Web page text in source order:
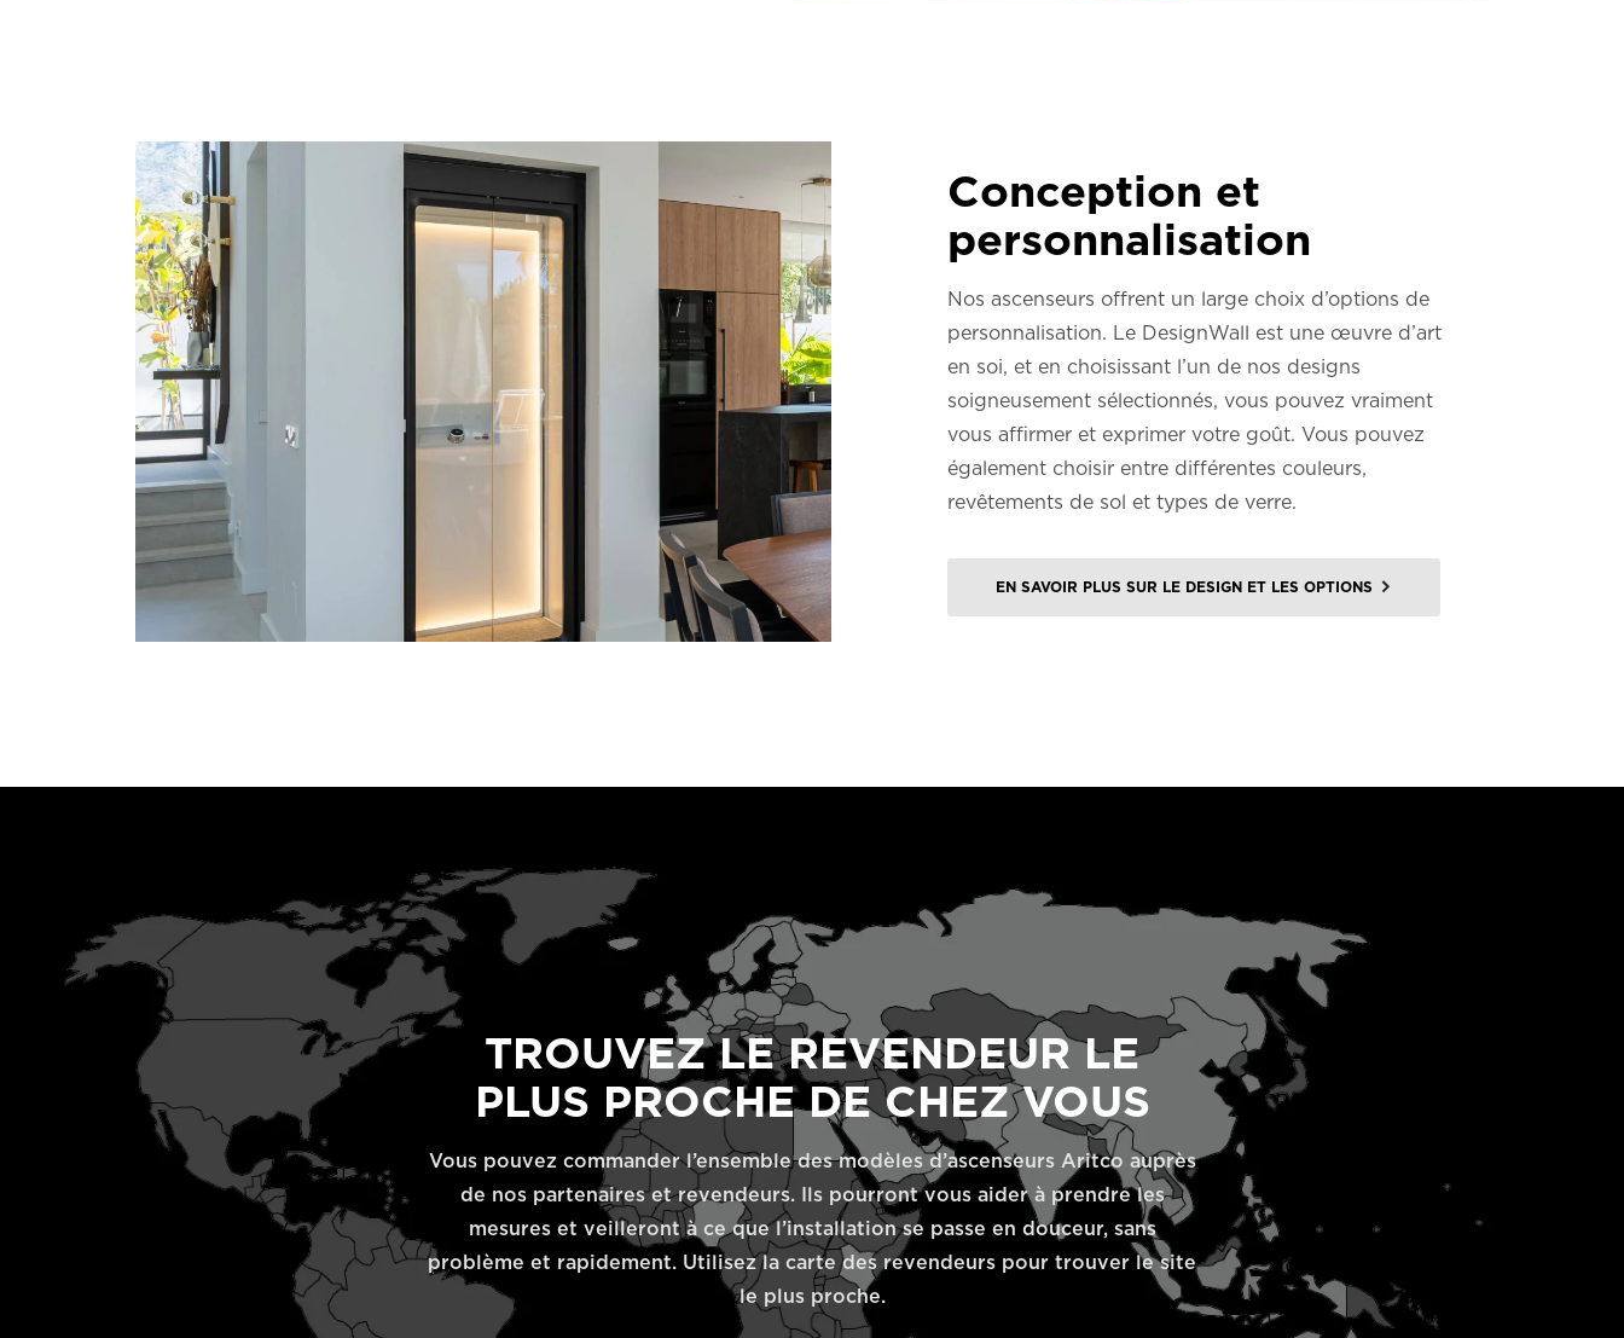
Conception et
personnalisation
Nos ascenseurs offrent un large choix d’options de
personnalisation. Le DesignWall est une œuvre d’art
en soi, et en choisissant l’un de nos designs
soigneusement sélectionnés, vous pouvez vraiment
vous affirmer et exprimer votre goût. Vous pouvez
également choisir entre différentes couleurs,
revêtements de sol et types de verre.
EN SAVOIR PLUS SUR LE DESIGN ET LES OPTIONS
TROUVEZ LE REVENDEUR LE
PLUS PROCHE DE CHEZ VOUS
Vous pouvez commander l’ensemble des modèles d’ascenseurs Aritco auprès
de nos partenaires et revendeurs. Ils pourront vous aider à prendre les
mesures et veilleront à ce que l’installation se passe en douceur, sans
problème et rapidement. Utilisez la carte des revendeurs pour trouver le site
le plus proche.